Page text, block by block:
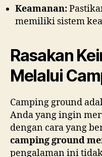
Keamanan:
memiliki sistem
Rasakan
Melalui
Camping ground
Anda yang ingin
dengan cara yang
camping ground
pengalaman ini